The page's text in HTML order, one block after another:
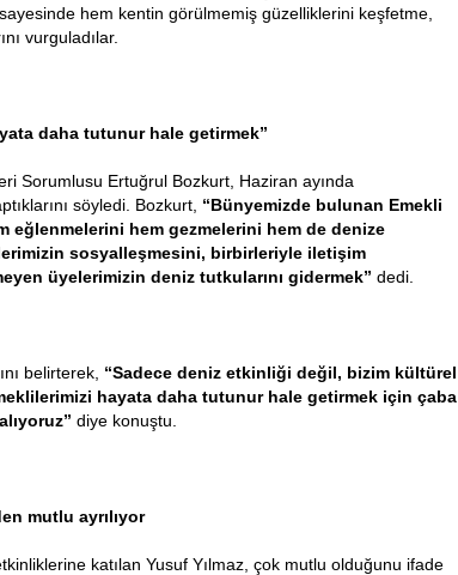
hem kentin görülmemiş güzelliklerini keşfetme,
vurguladılar.
daha tutunur hale getirmek”
Sorumlusu Ertuğrul Bozkurt, Haziran ayında
söyledi. Bozkurt, “Bünyemizde bulunan Emekli
eğlenmelerini hem gezmelerini hem de denize
sosyalleşmesini, birbirleriyle iletişim
üyelerimizin deniz tutkularını gidermek” dedi.
belirterek, “Sadece deniz etkinliği değil, bizim kültürel
hayata daha tutunur hale getirmek için çaba
diye konuştu.
mutlu ayrılıyor
katılan Yusuf Yılmaz, çok mutlu olduğunu ifade